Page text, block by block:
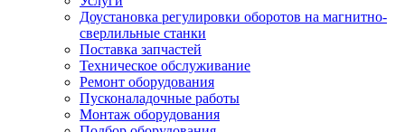
Доустановка регулировки оборотов на магнитно-
сверлильные станки
Поставка запчастей
Техническое обслуживание
Ремонт оборудования
Пусконаладочные работы
Монтаж оборудования